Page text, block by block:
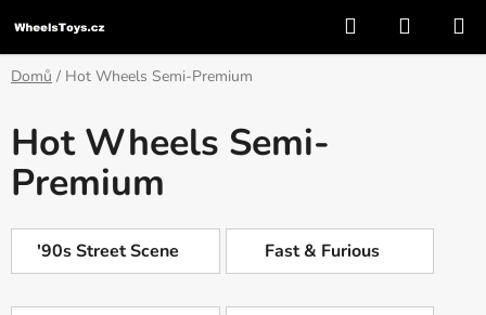
na
obsah
Hledat
KOŠÍK
Domů / Hot Wheels Semi-Premium
Hot Wheels Semi-
Premium
'90s Street Scene Fast & Furious